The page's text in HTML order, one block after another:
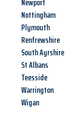
Nottingham
Plymouth
Renfrewshire
South Ayrshire
St Albans
Teesside
Warrington
Wigan